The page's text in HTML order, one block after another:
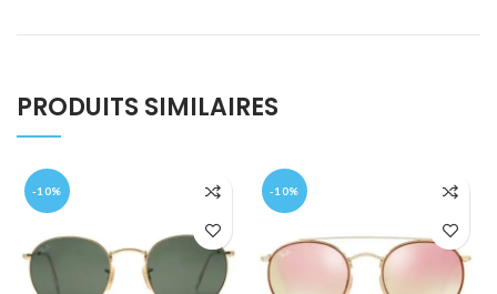
PRODUITS SIMILAIRES
-10% -10%